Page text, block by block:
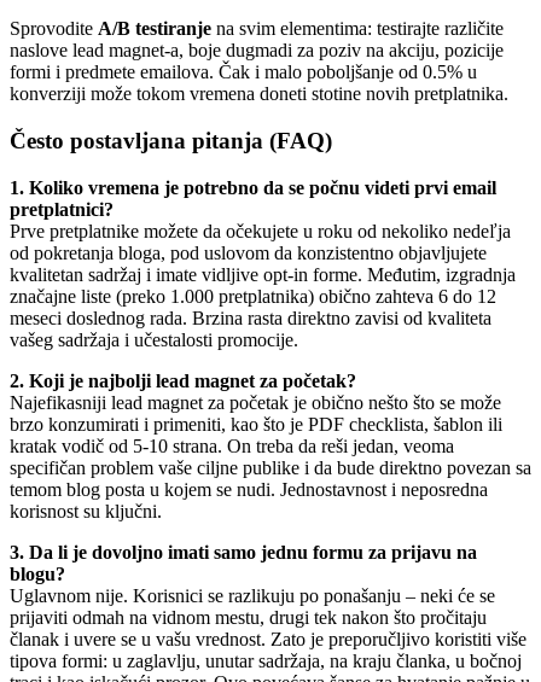
Sprovodite A/B testiranje na svim elementima: testirajte različite
naslove lead magnet-a, boje dugmadi za poziv na akciju, pozicije
formi i predmete emailova. Čak i malo poboljšanje od 0.5% u
konverziji može tokom vremena doneti stotine novih pretplatnika.
Često postavljana pitanja (FAQ)
1. Koliko vremena je potrebno da se počnu videti prvi email
pretplatnici?
Prve pretplatnike možete da očekujete u roku od nekoliko nedeľja
od pokretanja bloga, pod uslovom da konzistentno objavljujete
kvalitetan sadržaj i imate vidljive opt-in forme. Međutim, izgradnja
značajne liste (preko 1.000 pretplatnika) obično zahteva 6 do 12
meseci doslednog rada. Brzina rasta direktno zavisi od kvaliteta
vašeg sadržaja i učestalosti promocije.
2. Koji je najbolji lead magnet za početak?
Najefikasniji lead magnet za početak je obično nešto što se može
brzo konzumirati i primeniti, kao što je PDF checklista, šablon ili
kratak vodič od 5-10 strana. On treba da reši jedan, veoma
specifičan problem vaše ciljne publike i da bude direktno povezan sa
temom blog posta u kojem se nudi. Jednostavnost i neposredna
korisnost su ključni.
3. Da li je dovoljno imati samo jednu formu za prijavu na
blogu?
Uglavnom nije. Korisnici se razlikuju po ponašanju – neki će se
prijaviti odmah na vidnom mestu, drugi tek nakon što pročitaju
članak i uvere se u vašu vrednost. Zato je preporučljivo koristiti više
tipova formi: u zaglavlju, unutar sadržaja, na kraju članka, u bočnoj